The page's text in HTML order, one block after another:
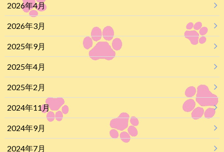
2026年4月
2026年3月
2025年9月
2025年4月
2025年2月
2024年11月
2024年9月
2024年7月